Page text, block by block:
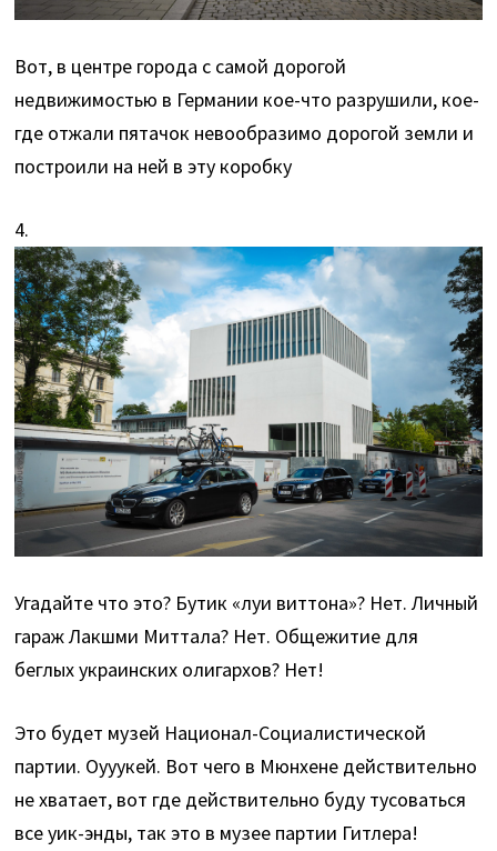
Вот, в центре города с самой дорогой
недвижимостью в Германии кое-что разрушили, кое-
где отжали пятачок невообразимо дорогой земли и
построили на ней в эту коробку
4.
Угадайте что это? Бутик «луи виттона»? Нет. Личный
гараж Лакшми Миттала? Нет. Общежитие для
беглых украинских олигархов? Нет!
Это будет музей Национал-Социалистической
партии. Оууукей. Вот чего в Мюнхене действительно
не хватает, вот где действительно буду тусоваться
все уик-энды, так это в музее партии Гитлера!